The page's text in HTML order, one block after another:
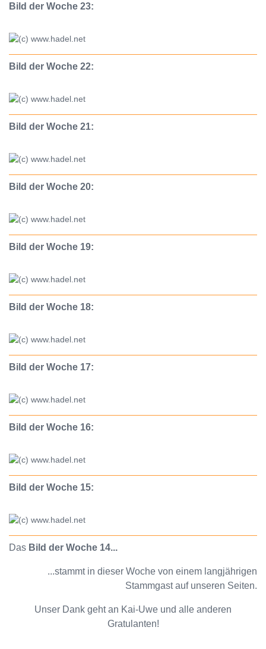
Bild der Woche 23:
Bild der Woche 22:
Bild der Woche 21:
Bild der Woche 20:
Bild der Woche 19:
Bild der Woche 18:
Bild der Woche 17:
Bild der Woche 16:
Bild der Woche 15:
Das Bild der Woche 14...
...stammt in dieser Woche von einem langjährigen
Stammgast auf unseren Seiten.
Unser Dank geht an Kai-Uwe und alle anderen
Gratulanten!